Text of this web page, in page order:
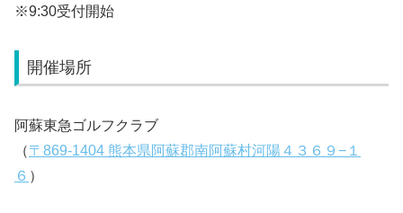
※9:30受付開始
開催場所
阿蘇東急ゴルフクラブ
（〒869-1404 熊本県阿蘇郡南阿蘇村河陽４３６９−１
６ ）